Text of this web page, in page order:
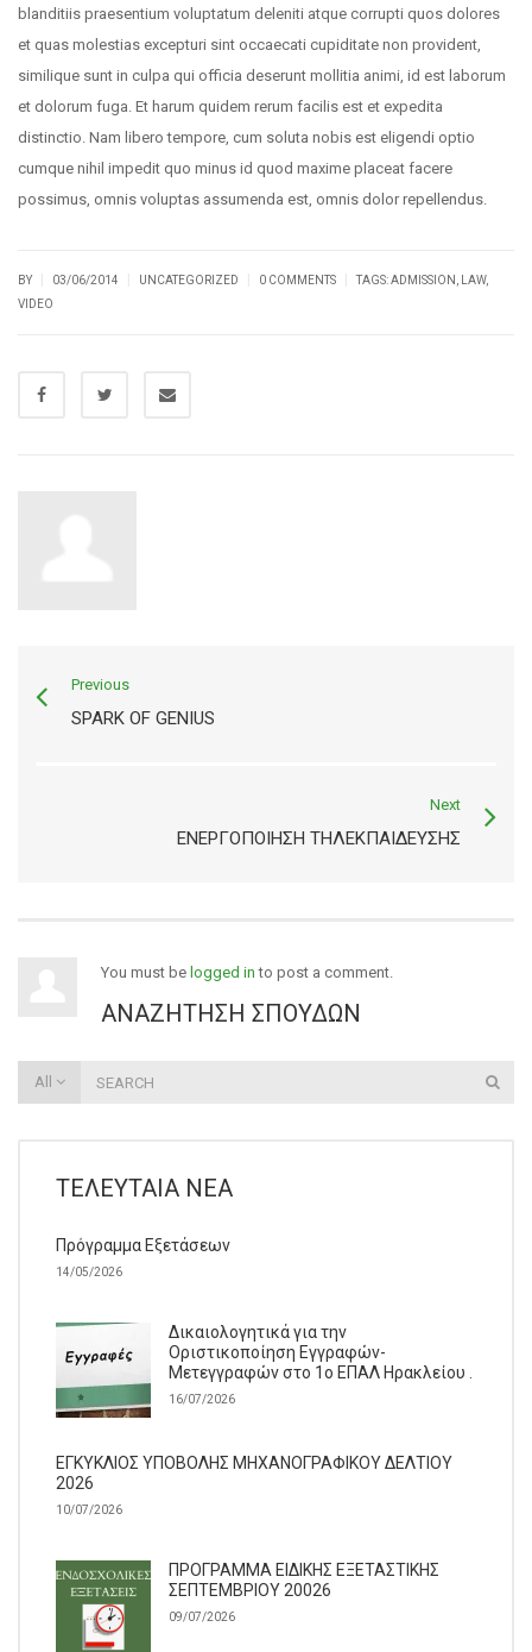
blanditiis praesentium voluptatum deleniti atque corrupti quos dolores
et quas molestias excepturi sint occaecati cupiditate non provident,
similique sunt in culpa qui officia deserunt mollitia animi, id est laborum
et dolorum fuga. Et harum quidem rerum facilis est et expedita
distinctio. Nam libero tempore, cum soluta nobis est eligendi optio
cumque nihil impedit quo minus id quod maxime placeat facere
possimus, omnis voluptas assumenda est, omnis dolor repellendus.
BY 03/06/2014 UNCATEGORIZED 0 COMMENTS TAGS:ADMISSION LAW,
VIDEO
Previous
SPARK OF GENIUS
Next
ΕΝΕΡΓΟΠΟΙΗΣΗ ΤΗΛΕΚΠΑΙΔΕΥΣΗΣ
You must be logged in to post a comment.
ΑΝΑΖΉΤΗΣΗ ΣΠΟΥΔΏΝ
All
ΤΕΛΕΥΤΑΊΑ ΝΈΑ
Πρόγραμμα Εξετάσεων
14/05/2026
Δικαιολογητικά για την
Οριστικοποίηση Εγγραφών-
Μετεγγραφών στο 1ο ΕΠΑΛ Ηρακλείου .
16/07/2026
ΕΓΚΥΚΛΙΟΣ ΥΠΟΒΟΛΗΣ ΜΗΧΑΝΟΓΡΑΦΙΚΟΥ ΔΕΛΤΙΟΥ
2026
10/07/2026
ΠΡΟΓΡΑΜΜΑ ΕΙΔΙΚΗΣ ΕΞΕΤΑΣΤΙΚΗΣ
ΣΕΠΤΕΜΒΡΙΟΥ 20026
09/07/2026